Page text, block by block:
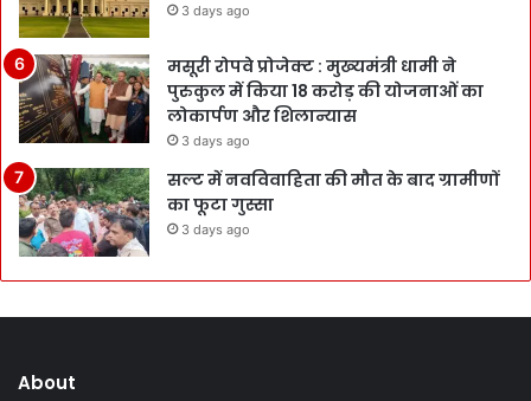
3 days ago
मसूरी रोपवे प्रोजेक्ट : मुख्‍यमंत्री धामी ने
पुरुकुल में किया 18 करोड़ की योजनाओं का
लोकार्पण और शिलान्यास
3 days ago
सल्ट में नवविवाहिता की मौत के बाद ग्रामीणों
का फूटा गुस्सा
3 days ago
About